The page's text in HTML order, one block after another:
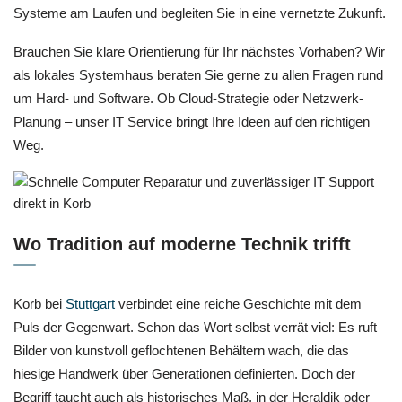
Systeme am Laufen und begleiten Sie in eine vernetzte Zukunft.
Brauchen Sie klare Orientierung für Ihr nächstes Vorhaben? Wir
als lokales Systemhaus beraten Sie gerne zu allen Fragen rund
um Hard- und Software. Ob Cloud-Strategie oder Netzwerk-
Planung – unser IT Service bringt Ihre Ideen auf den richtigen
Weg.
Wo Tradition auf moderne Technik trifft
Korb bei Stuttgart verbindet eine reiche Geschichte mit dem
Puls der Gegenwart. Schon das Wort selbst verrät viel: Es ruft
Bilder von kunstvoll geflochtenen Behältern wach, die das
hiesige Handwerk über Generationen definierten. Doch der
Begriff taucht auch als historisches Maß, in der Heraldik oder